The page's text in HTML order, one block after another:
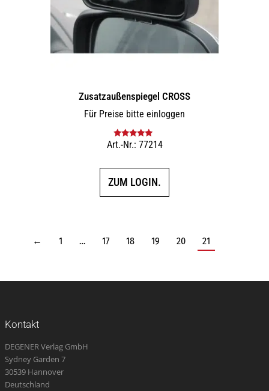
Zusatz­außenspiegel CROSS
Für Preise bitte einloggen
Bewertet mit
Art.-Nr.: 77214
ZUM LOGIN.
← 1 … 17 18 19 20 21
Kontakt
DEGENER Verlag GmbH
Sydney Garden 7
30539 Hannover
Deutschland